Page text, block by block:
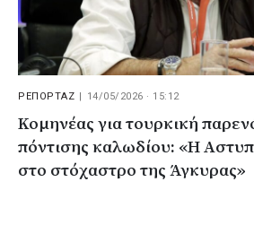
ΡΕΠΟΡΤΑΖ 14/05/2026 · 15:12
Κομηνέας για τουρκική
πόντισης καλωδίου: «Η
στο στόχαστρο της Άγκυρας»